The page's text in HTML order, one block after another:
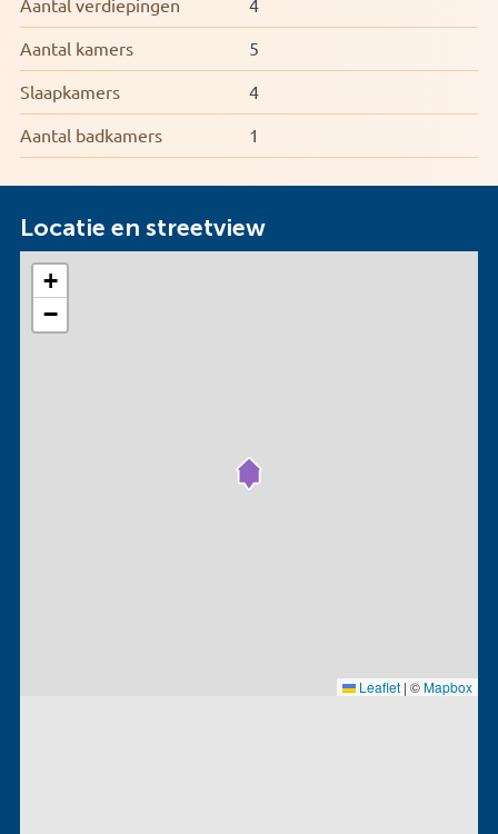
Aantal verdiepingen 4
Aantal kamers 5
Slaapkamers 4
Aantal badkamers 1
Locatie en streetview
+
−
Leaflet | ©Mapbox